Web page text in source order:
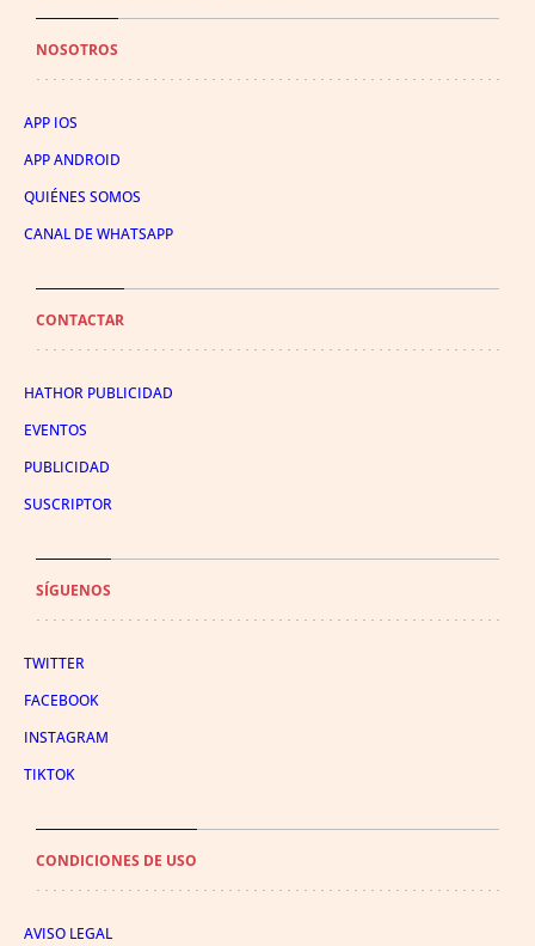
NOSOTROS
APP IOS
APP ANDROID
QUIÉNES SOMOS
CANAL DE WHATSAPP
CONTACTAR
HATHOR PUBLICIDAD
EVENTOS
PUBLICIDAD
SUSCRIPTOR
SÍGUENOS
TWITTER
FACEBOOK
INSTAGRAM
TIKTOK
CONDICIONES DE USO
AVISO LEGAL